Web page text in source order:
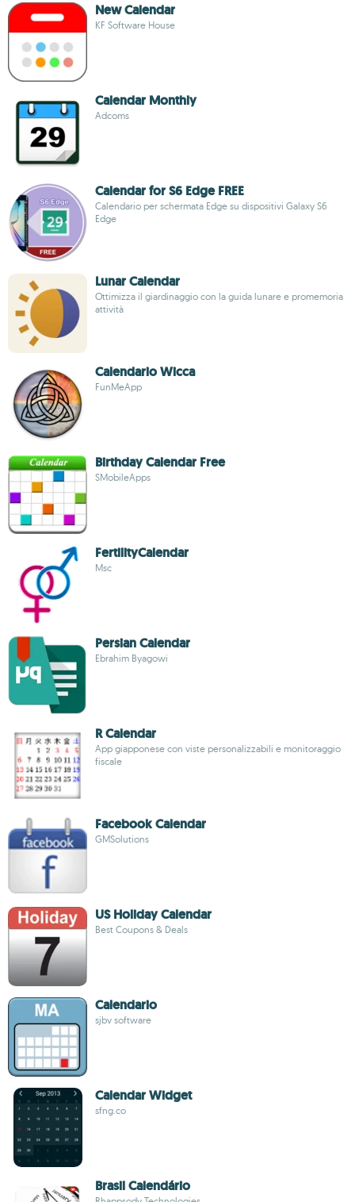
New Calendar
KF Software House
Calendar Monthly
Adcoms
Calendar for S6 Edge FREE
Calendario per schermata Edge su dispositivi Galaxy S6
Edge
Lunar Calendar
Ottimizza il giardinaggio con la guida lunare e promemoria
attività
Calendario Wicca
FunMeApp
Birthday Calendar Free
SMobileApps
FertilityCalendar
Msc
Persian Calendar
Ebrahim Byagowi
R Calendar
App giapponese con viste personalizzabili e monitoraggio
fiscale
Facebook Calendar
GMSolutions
US Holiday Calendar
Best Coupons & Deals
Calendario
sjbv software
Calendar Widget
sfng.co
Brasil Calendário